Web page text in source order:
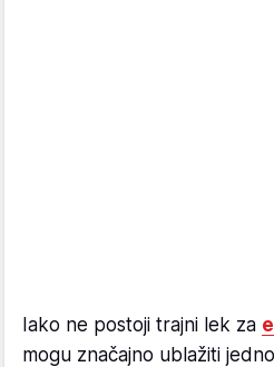
Iako ne postoji trajni lek za
mogu značajno ublažiti